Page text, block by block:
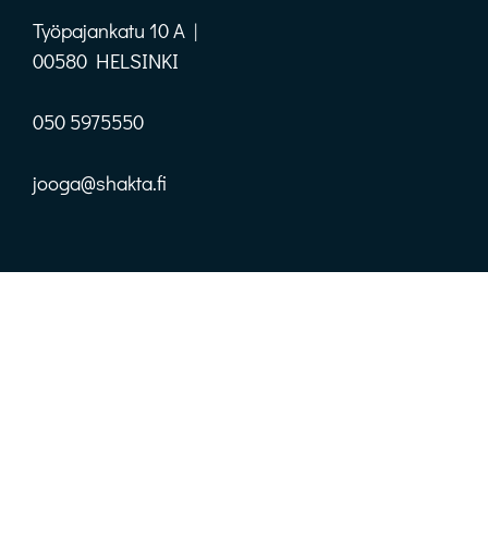
Työpajankatu 10 A |
00580 HELSINKI
050 5975550
jooga@shakta.fi